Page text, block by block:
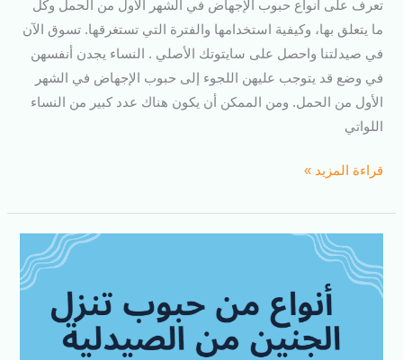
تعرف على أنواع حبوب الإجهاض في الشهر الأول من الحمل وكل
ما يتعلق بها، وكيفية استخدامها والفترة التي تستغرقها. تسوق الآن
في صيدلتنا واحصل على سايتوتك الأصلي . النساء يجدن أنفسهن
في وضع قد يتوجب عليهن اللجوء إلى حبوب الإجهاض في الشهر
الأول من الحمل. ومن الممكن أن يكون هناك عدد كبير من النساء
اللواتي
قراءة المزيد »
أنواع
من